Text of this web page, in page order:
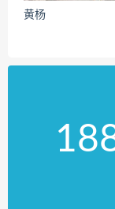
黄杨